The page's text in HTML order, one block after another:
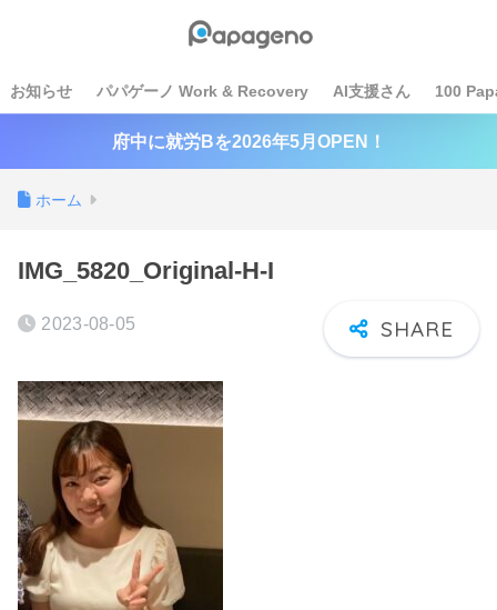
お知らせ パパゲーノ Work & Recovery AI支援さん 100
府中に就労Bを2026年5月OPEN！
ホーム
IMG_5820_Original-H-I
2023-08-05